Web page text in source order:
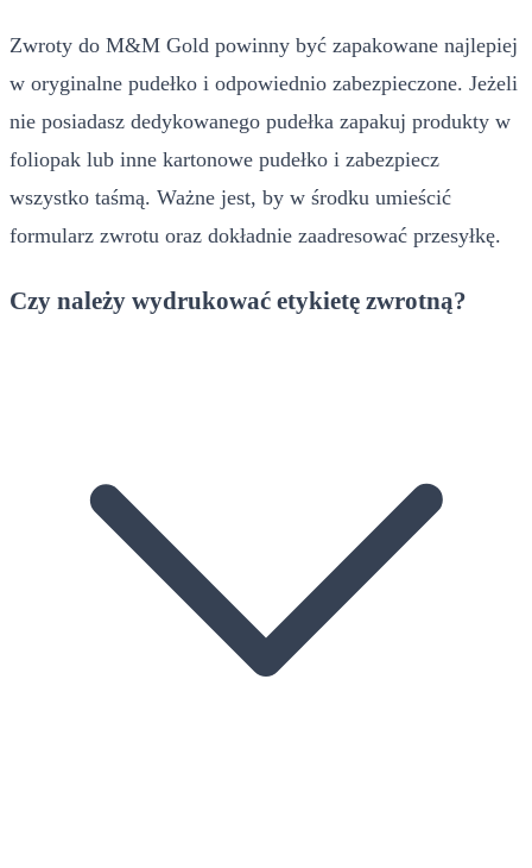
Zwroty do M&M Gold powinny być zapakowane najlepiej
w oryginalne pudełko i odpowiednio zabezpieczone. Jeżeli
nie posiadasz dedykowanego pudełka zapakuj produkty w
foliopak lub inne kartonowe pudełko i zabezpiecz
wszystko taśmą. Ważne jest, by w środku umieścić
formularz zwrotu oraz dokładnie zaadresować przesyłkę.
Czy należy wydrukować etykietę zwrotną?